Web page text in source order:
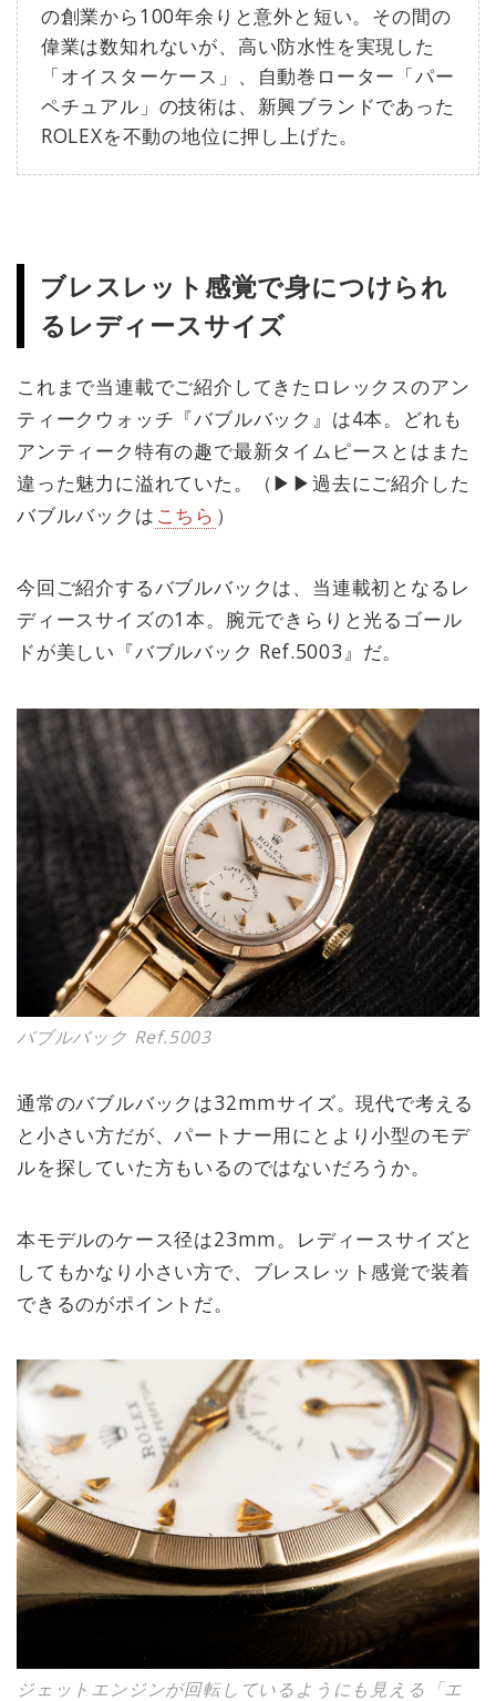
の創業から100年余りと意外と短い。その間の
偉業は数知れないが、高い防水性を実現した
「オイスターケース」、自動巻ローター「パー
ペチュアル」の技術は、新興ブランドであった
ROLEXを不動の地位に押し上げた。
ブレスレット感覚で身につけられ
るレディースサイズ
これまで当連載でご紹介してきたロレックスのアン
ティークウォッチ『バブルバック』は4本。どれも
アンティーク特有の趣で最新タイムピースとはまた
違った魅力に溢れていた。（▶︎▶︎過去にご紹介した
バブルバックは こちら ）
今回ご紹介するバブルバックは、当連載初となるレ
ディースサイズの1本。腕元できらりと光るゴール
ドが美しい『バブルバック Ref.5003』だ。
バブルバック Ref.5003
通常のバブルバックは32mmサイズ。現代で考える
と小さい方だが、パートナー用にとより小型のモデ
ルを探していた方もいるのではないだろうか。
本モデルのケース径は23mm。レディースサイズと
してもかなり小さい方で、ブレスレット感覚で装着
できるのがポイントだ。
ジェットエンジンが回転しているようにも見える「エ